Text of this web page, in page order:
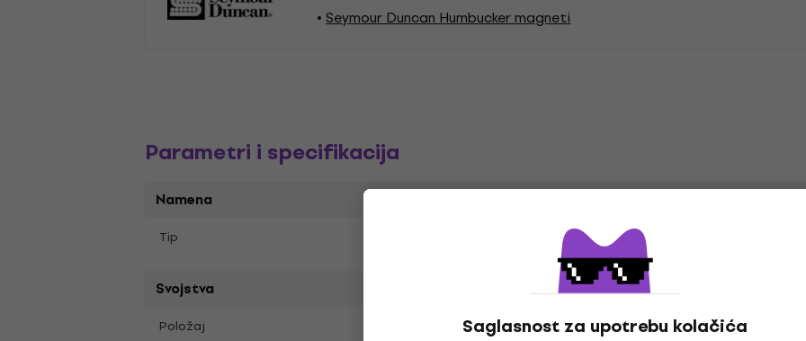
Saglasnost za upotrebu kolačića
Seymour Duncan Humbucker magneti
Parametri i specifikacija
Namena
Tip
Svojstva
Položaj Most/tremolo Boja prema proizvođaču